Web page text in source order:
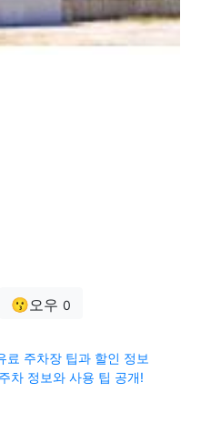
😗오우 0
료 주차장 팁과 할인 정보
차 정보와 사용 팁 공개!